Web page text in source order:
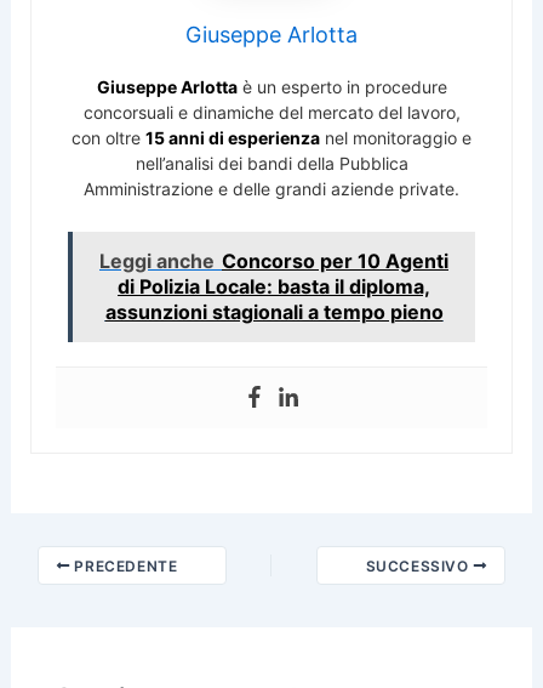
Giuseppe Arlotta
Giuseppe Arlottaè un esperto in procedure
concorsuali e dinamiche del mercato del lavoro,
con oltre 15 anni di esperienza nel monitoraggio e
nell’analisi dei bandi della Pubblica
Amministrazione e delle grandi aziende private.
Leggi anche Concorso per 10 Agenti
di Polizia Locale: basta il diploma,
assunzioni stagionali a tempo pieno
PRECEDENTE SUCCESSIVO